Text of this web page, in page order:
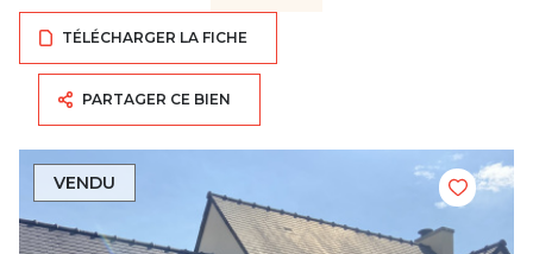
TÉLÉCHARGER LA FICHE
PARTAGER CE BIEN
VENDU